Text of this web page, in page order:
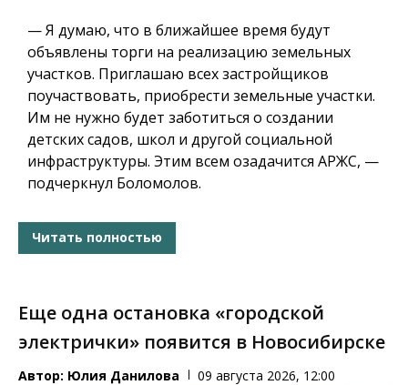
— Я думаю, что в ближайшее время будут
объявлены торги на реализацию земельных
участков. Приглашаю всех застройщиков
поучаствовать, приобрести земельные участки.
Им не нужно будет заботиться о создании
детских садов, школ и другой социальной
инфраструктуры. Этим всем озадачится АРЖС, —
подчеркнул Боломолов.
Читать полностью
Еще одна остановка «городской
электрички» появится в Новосибирске
Автор: Юлия Данилова 09 августа 2026, 12:00